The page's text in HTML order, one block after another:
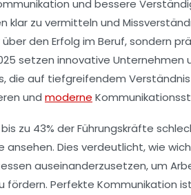
und bessere
klar zu vermitteln und
den Erfolg im Beruf, sondern
setzen innovative
, die auf tiefgreifendem
und moderne
zu 43% der Führungskräfte
ansehen. Dies verdeutlicht, wie
auseinanderzusetzen, um
fördern. Perfekte Kommunikation